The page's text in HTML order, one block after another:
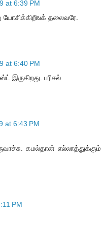
at 6:39 PM
யோசிக்கிறீஙக் தலைவரே.
at 6:40 PM
இருகிறது. பரிசல்
at 6:43 PM
கமல்தான் எல்லாத்துக்கும்
PM